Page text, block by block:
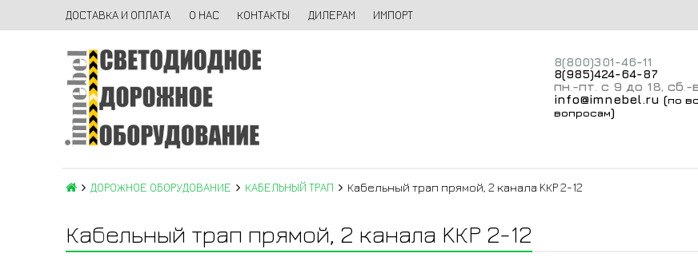
ДОСТАВКА И ОПЛАТА О НАС КОНТАКТЫ ДИЛЕРАМ ИМПОРТ
8(800)301-46-11
8(985)424-64-87
пн -пт с 9 до 18, сб -
info@imnebel.ru (по
вопросам)
ДОРОЖНОЕ ОБОРУДОВАНИЕ КАБЕЛЬНЫЙ ТРАП Кабельный трап прямой, 2 канала KКР 2-12
Кабельный трап прямой, 2 канала KКР 2-12